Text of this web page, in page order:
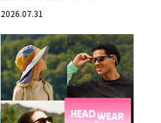
CHUMSの軽量バッグ
2026.07.31